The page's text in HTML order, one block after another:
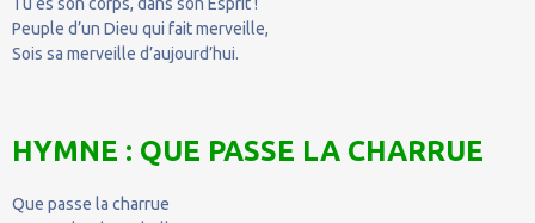
Peuple d’un Dieu qui fait merveille,
Sois sa merveille d’aujourd’hui.
HYMNE : QUE PASSE LA CHARRUE
Que passe la charrue